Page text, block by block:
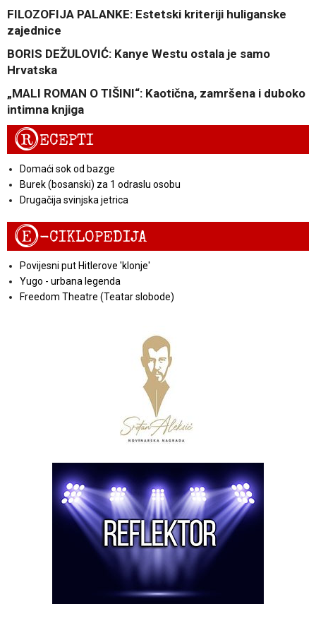
FILOZOFIJA PALANKE: Estetski kriteriji huliganske
zajednice
BORIS DEŽULOVIĆ: Kanye Westu ostala je samo
Hrvatska
„MALI ROMAN O TIŠINI“: Kaotična, zamršena i duboko
intimna knjiga
RECEPTI
Domaći sok od bazge
Burek (bosanski) za 1 odraslu osobu
Drugačija svinjska jetrica
E-CIKLOPEDIJA
Povijesni put Hitlerove 'klonje'
Yugo - urbana legenda
Freedom Theatre (Teatar slobode)